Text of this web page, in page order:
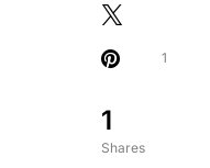
1
Shares
1